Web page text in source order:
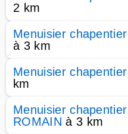
2 km
Menuisier
à 3 km
Menuisier
km
Menuisier
ROMAIN à 3 km